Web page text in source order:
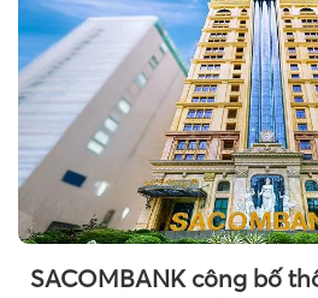
SACOMBANK công bố